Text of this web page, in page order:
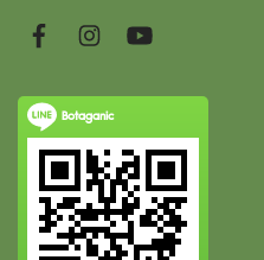
Botaganic